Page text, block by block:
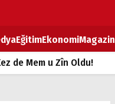
EğitimEkonomiMagazin
de Mem u Zîn Oldu!